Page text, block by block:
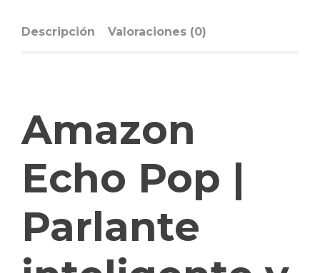
Descripción Valoraciones (0)
Amazon
Echo Pop |
Parlante